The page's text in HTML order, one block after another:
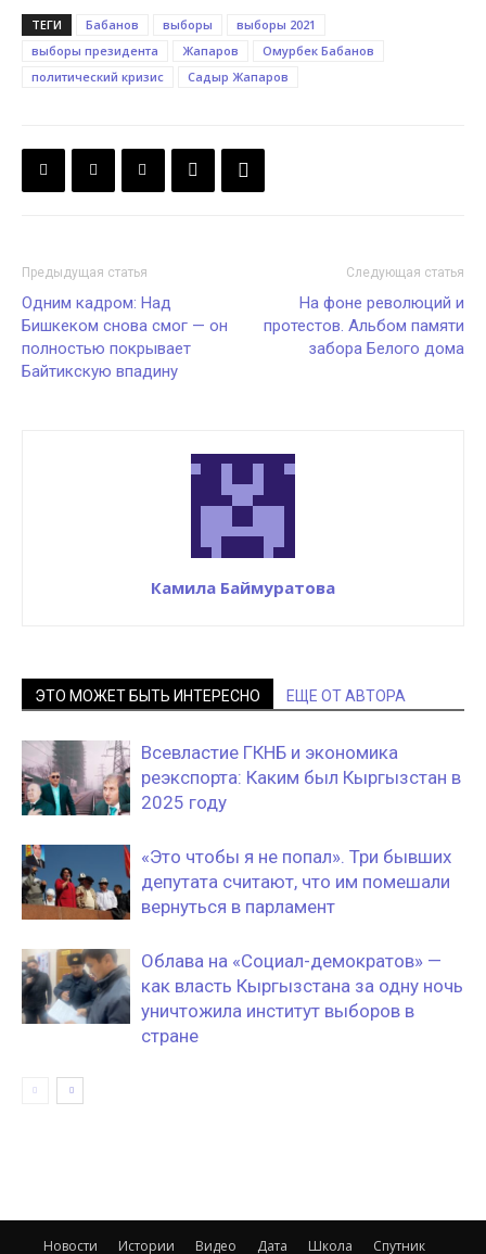
ТЕГИ Бабанов выборы
выборы 2021
выборы президента
Жапаров
Омурбек Бабанов
политический кризис
Садыр Жапаров
Предыдущая статья
Одним кадром: Над
Бишкеком снова смог — он
полностью покрывает
Байтикскую впадину
Следующая статья
На фоне революций и
протестов. Альбом памяти
забора Белого дома
Камила Баймуратова
ЭТО МОЖЕТ БЫТЬ ИНТЕРЕСНО ЕЩЕ ОТ АВТОРА
Всевластие ГКНБ и экономика
реэкспорта: Каким был Кыргызстан в
2025 году
«Это чтобы я не попал». Три бывших
депутата считают, что им помешали
вернуться в парламент
Облава на «Социал-демократов» —
как власть Кыргызстана за одну ночь
уничтожила институт выборов в
стране
Новости Истории Видео Дата Школа Спутник